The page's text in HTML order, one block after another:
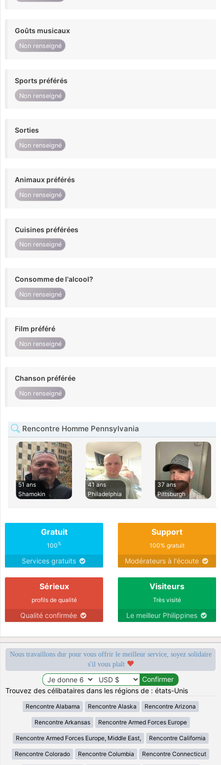
Goûts musicaux
Non renseigné
Sports préférés
Non renseigné
Sorties
Non renseigné
Animaux préférés
Non renseigné
Cuisines préférées
Non renseigné
Consomme de l'alcool?
Non renseigné
Film préféré
Non renseigné
Chanson préférée
Non renseigné
Rencontre Homme Pennsylvania
51 ans
Shamokin
41 ans
Philadelphia
37 ans
Pittsburgh
Gratuit
100%
Services gratuits
Support
100% gratuit
Modérateurs à l'écoute
Sérieux
profils de qualité
Qualité confirmée
Visiteurs
Très visité
Le meilleur Philippines
Nous travaillons dur pour vous offrir le meilleur service, soyez solidaire
s'il vous plaît
Trouvez des célibataires dans les régions de : états-Unis
Rencontre Alabama Rencontre Alaska Rencontre Arizona
Rencontre Arkansas Rencontre Armed Forces Europe
Rencontre Armed Forces Europe, Middle East, Rencontre California
Rencontre Colorado Rencontre Columbia Rencontre Connecticut